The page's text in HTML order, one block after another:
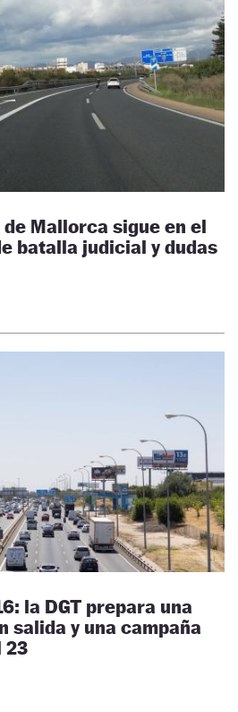
Mallorca sigue en el
batalla judicial y dudas
la DGT prepara una
salida y una campaña
23